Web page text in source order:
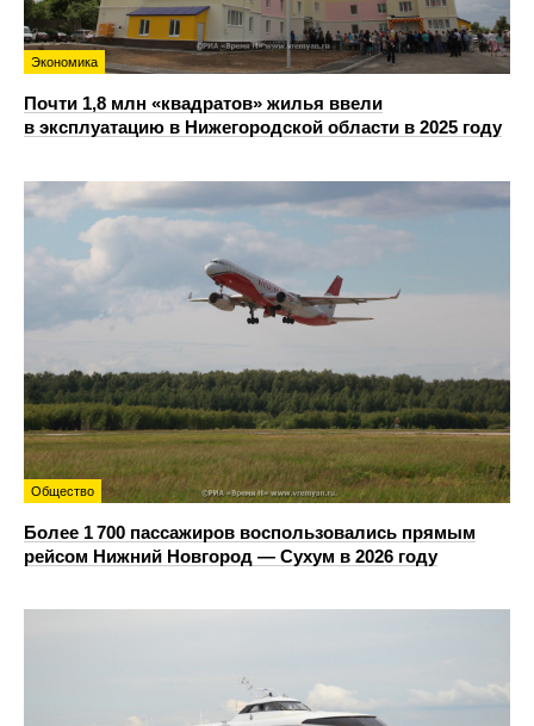
Экономика
Почти 1,8 млн «квадратов» жилья ввели
в эксплуатацию в Нижегородской области в 2025 году
Общество
Более 1 700 пассажиров воспользовались прямым
рейсом Нижний Новгород — Сухум в 2026 году